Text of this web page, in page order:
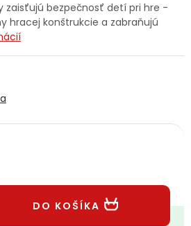
Váš zákaznícky účet
údajov
zaisťujú bezpečnosť detí pri hre -
hracej konštrukcie a zabraňujú
DO KOŠÍKA